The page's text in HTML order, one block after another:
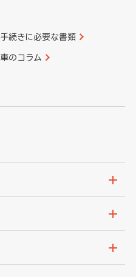
手続きに必要な書類
車のコラム